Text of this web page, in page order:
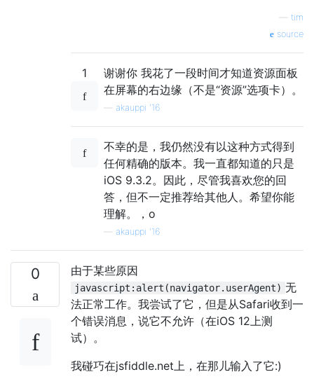
tim
source
1
谢谢你 我花了一段时间才知道资源面板
在屏幕的右边缘（不是“资源”选项卡）。
akauppi '16
不幸的是，我仍然没有以这种方式得到
任何精确的版本。我一直都知道的只是
iOS 9.3.2。因此，尽管我喜欢您的回
答，但不一定推荐给其他人。希望你能
理解。，o
akauppi '16
0 由于某些原因
javascript:alert(navigator.userAgent) 无
法正常工作。我尝试了它，但是从Safari收到一
个错误消息，说它不允许（在iOS 12上测
试）。
我碰巧在jsfiddle.net上，在那儿输入了它:)